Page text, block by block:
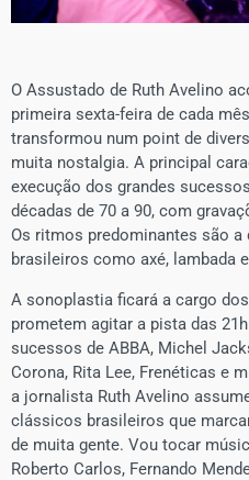
O Assustado de Ruth Avelino
primeira sexta-feira de cada
transformou num point de
muita nostalgia. A principal
execução dos grandes
décadas de 70 a 90, com
Os ritmos predominantes são
brasileiros como axé, lambada
A sonoplastia ficará a cargo
prometem agitar a pista das
sucessos de ABBA, Michel
Corona, Rita Lee, Frenéticas e
a jornalista Ruth Avelino
clássicos brasileiros que
de muita gente. Vou tocar
Roberto Carlos, Fernando